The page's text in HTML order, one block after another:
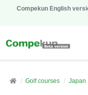
Compekun English
Golf courses Japan